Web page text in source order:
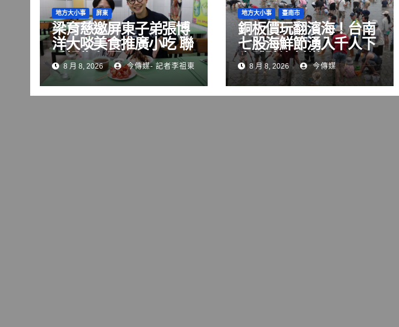
地方大小事 屏東
梁育慈邀屏東子弟張博
洋大啖美食推廣小吃 聯
手掃街拜票
8 月 8, 2026 今傳媒- 記者李祖東
地方大小事 臺南市
銅板價玩翻濱海！台南
七股海鮮節湧入千人下
水體驗漁村樂
8 月 8, 2026 今傳媒